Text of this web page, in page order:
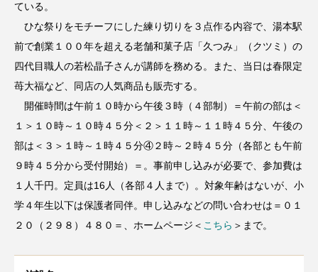
ている。
ひな祭りをモチーフにした練り切りを３点作る内容で、湯本駅
前で創業１００年を超える老舗和菓子店「久つみ」（クツミ）の
四代目職人の若松晶子さんが講師を務める。また、当日は春限定
苺大福など、同店の人気商品も販売する。
開催時間は午前１０時から午後３時（４部制）＝午前の部は＜
１＞１０時～１０時４５分＜２＞１１時～１１時４５分、午後の
部は＜３＞１時～１時４５分④２時～２時４５分（各部とも午前
９時４５分から受付開始）＝。事前申し込みが必要で、参加費は
１人千円。定員は16人（各部４人まで）。対象年齢はないが、小
学４年生以下は保護者同伴。申し込みなどの問い合わせは＝０１
２０（２９８）４８０＝、ホームページ＜ こちら ＞まで。